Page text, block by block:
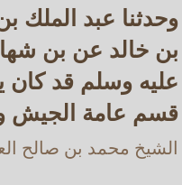
وحدثنا عبد
بن خالد عن بن
عليه وسلم قد
قسم عامة الجيش
الشيخ محمد بن صالح